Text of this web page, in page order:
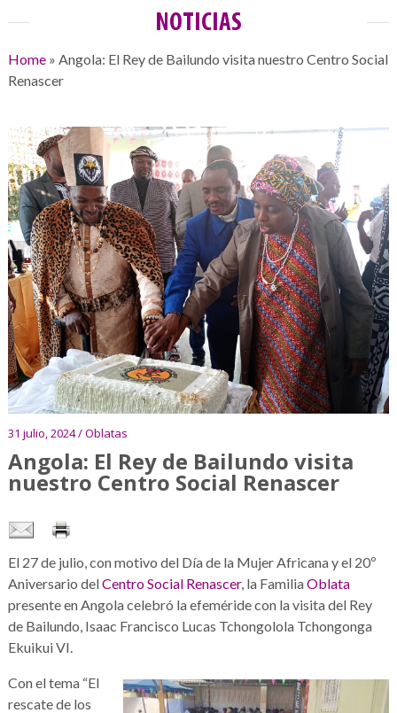
NOTICIAS
Home» Angola: El Rey de Bailundo visita nuestro Centro Social
Renascer
31 julio, 2024 / Oblatas
Angola: El Rey de Bailundo visita
nuestro Centro Social Renascer
El 27 de julio, con motivo del Día de la Mujer Africana y el 20º
Aniversario delCentro Social Renascer, la FamiliaOblata
presente en Angola celebró la efeméride con la visita del Rey
de Bailundo, Isaac Francisco Lucas Tchongolola Tchongonga
Ekuikui VI.
Con el tema “El
rescate de los